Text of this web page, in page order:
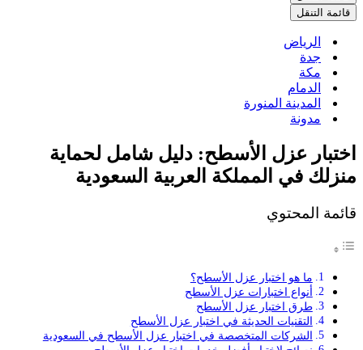
قائمة التنقل
الرياض
جدة
مكة
الدمام
المدينة المنورة
مدونة
اختبار عزل الأسطح: دليل شامل لحماية
منزلك في المملكة العربية السعودية
قائمة المحتوي
ما هو اختبار عزل الأسطح؟
أنواع اختبارات عزل الأسطح
طرق اختبار عزل الأسطح
التقنيات الحديثة في اختبار عزل الأسطح
الشركات المتخصصة في اختبار عزل الأسطح في السعودية